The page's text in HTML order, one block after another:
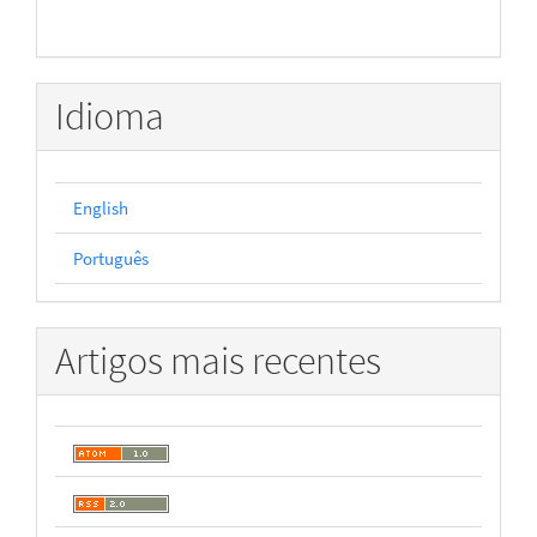
Idioma
English
Português
Artigos mais recentes